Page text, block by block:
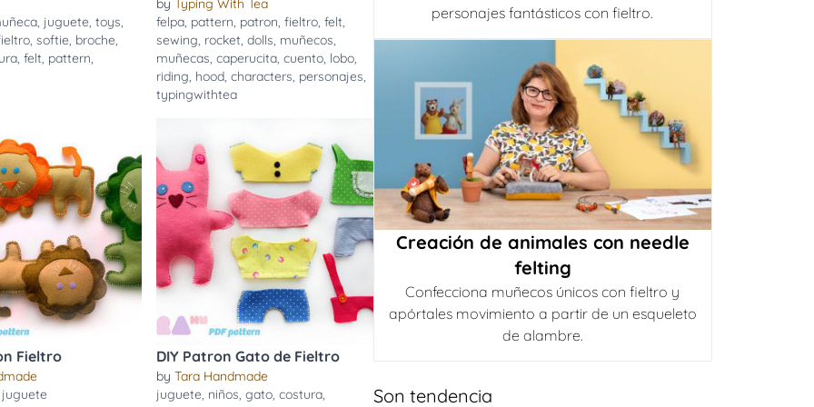
, juguete,toys,
,softie, broche,
,felt, pattern,
by
Typing With Tea
felpa, pattern, patron,fieltro,felt,
sewing, rocket,dolls, muñecos,
muñecas,caperucita,cuento, lobo,
riding, hood,characters, personajes,
typingwithtea
Fieltro
juguete
DIY Patron Gato de Fieltro
byTara Handmade
juguete, niños,gato,costura,
personajes fantásticos con fieltro.
Creación de animales con needle
felting
Confecciona muñecos únicos con fieltro y
apórtales movimiento a partir de un esqueleto
de alambre.
Son tendencia